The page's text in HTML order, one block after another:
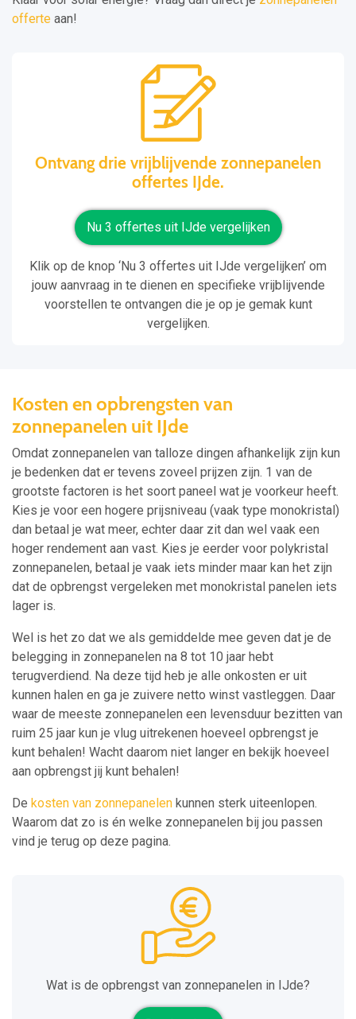
offerte aan!
Ontvang drie vrijblijvende zonnepanelen
offertes IJde.
Nu 3 offertes uit IJde vergelijken
Klik op de knop ‘Nu 3 offertes uit IJde vergelijken’ om
jouw aanvraag in te dienen en specifieke vrijblijvende
voorstellen te ontvangen die je op je gemak kunt
vergelijken.
Kosten en opbrengsten van
zonnepanelen uit IJde
Omdat zonnepanelen van talloze dingen afhankelijk zijn kun
je bedenken dat er tevens zoveel prijzen zijn. 1 van de
grootste factoren is het soort paneel wat je voorkeur heeft.
Kies je voor een hogere prijsniveau (vaak type monokristal)
dan betaal je wat meer, echter daar zit dan wel vaak een
hoger rendement aan vast. Kies je eerder voor polykristal
zonnepanelen, betaal je vaak iets minder maar kan het zijn
dat de opbrengst vergeleken met monokristal panelen iets
lager is.
Wel is het zo dat we als gemiddelde mee geven dat je de
belegging in zonnepanelen na 8 tot 10 jaar hebt
terugverdiend. Na deze tijd heb je alle onkosten er uit
kunnen halen en ga je zuivere netto winst vastleggen. Daar
waar de meeste zonnepanelen een levensduur bezitten van
ruim 25 jaar kun je vlug uitrekenen hoeveel opbrengst je
kunt behalen! Wacht daarom niet langer en bekijk hoeveel
aan opbrengst jij kunt behalen!
De kosten van zonnepanelen kunnen sterk uiteenlopen.
Waarom dat zo is én welke zonnepanelen bij jou passen
vind je terug op deze pagina.
Wat is de opbrengst van zonnepanelen in IJde?